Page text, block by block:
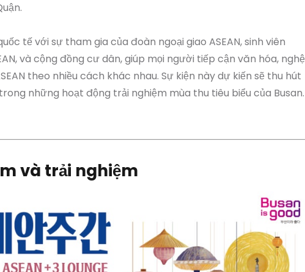
tế với sự tham gia của đoàn ngoại giao ASEAN, sinh viên
và cộng đồng cư dân, giúp mọi người tiếp cận văn hóa, nghệ
theo nhiều cách khác nhau. Sự kiện này dự kiến sẽ thu hút
những hoạt động trải nghiệm mùa thu tiêu biểu của Busan.
và trải nghiệm